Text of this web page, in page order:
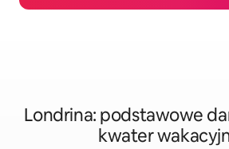
Londrina: podstawowe
kwater